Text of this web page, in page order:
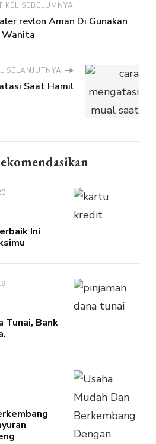
SEBELUMNYA
revlon Aman Di Gunakan
SELANJUTNYA
Saat Hamil
Ini
Tunai, Bank